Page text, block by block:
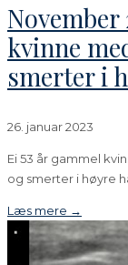
November
kvinne
smerter i
26. januar 2023
Ei 53 år gammel
og smerter i høyre
Læs mere →